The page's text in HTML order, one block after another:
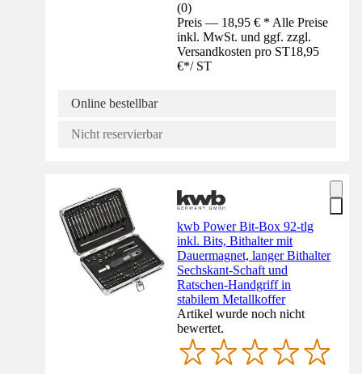
(0)
Preis — 18,95 € * Alle Preise
inkl. MwSt. und ggf. zzgl.
Versandkosten pro ST18,95
€*/ ST
Online bestellbar
Nicht reservierbar
kwb Power Bit-Box 92-tlg
inkl. Bits, Bithalter mit
Dauermagnet, langer Bithalter
Sechskant-Schaft und
Ratschen-Handgriff in
stabilem Metallkoffer
Artikel wurde noch nicht
bewertet.